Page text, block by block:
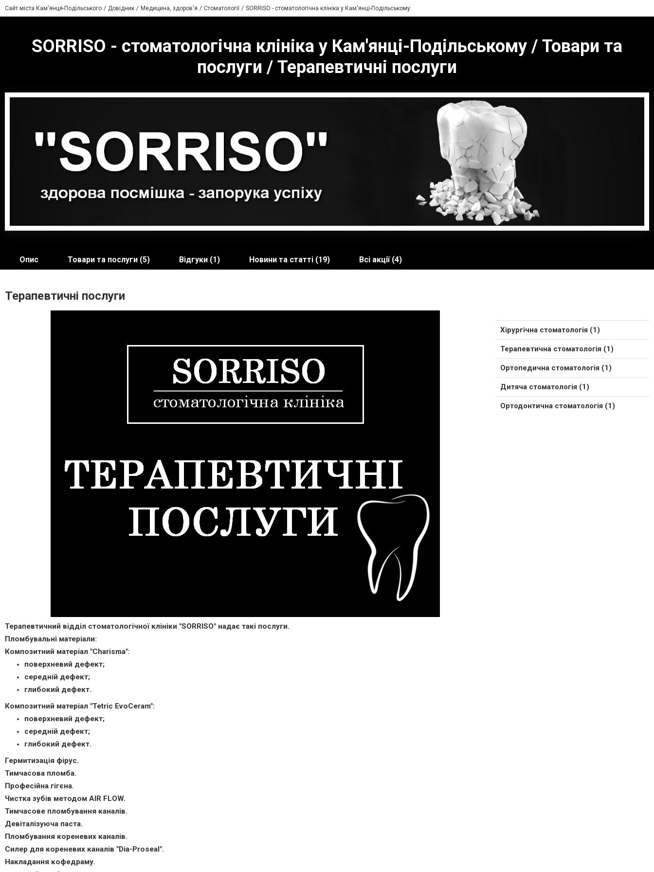
Сайт міста Кам'янця-Подільського Довідник Медицина, здоров'я Стоматології SORRISO - стоматологічна клініка у Кам'янці-Подільському
SORRISO - стоматологічна клініка у Кам'янці-Подільському / Товари та
послуги / Терапевтичні послуги
Опис Товари та послуги (5) Відгуки (1) Новини та статті (19) Всі акції (4)
Терапевтичні послуги
Терапевтичний відділ стоматологічної клініки "SORRISO" надає такі послуги.
Пломбувальні матеріали:
Композитний матеріал "Charisma":
поверхневий дефект;
середній дефект;
глибокий дефект.
Композитний матеріал "Tetric EvoCeram":
поверхневий дефект;
середній дефект;
глибокий дефект.
Гермитизація фірус.
Тимчасова пломба.
Професійна гігєна.
Чистка зубів методом AIR FLOW.
Тимчасове пломбування каналів.
Девіталізуюча паста.
Пломбування кореневих каналів.
Силер для кореневих каналів "Dia-Proseal".
Накладання кофедраму.
Хірургічна стоматологія (1)
Терапевтична стоматологія (1)
Ортопедична стоматологія (1)
Дитяча стоматологія (1)
Ортодонтична стоматологія (1)